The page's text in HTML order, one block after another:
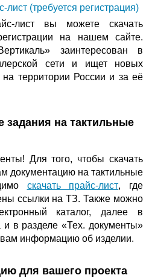
лист (требуется регистрация)
лист вы можете скачать
на нашем сайте.
заинтересован в
сети и ищет новых
на территории России и за её
задания на тактильные
Для того, чтобы скачать
документацию на тактильные
скачать прайс-лист, где
ссылки на ТЗ. Также можно
каталог, далее в
и в разделе «Тех. документы»
информацию об изделии.
для вашего проекта